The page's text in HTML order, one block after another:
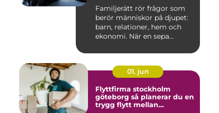
Familjerätt rör frågor som
berör människor på djupet:
barn, relationer, hem och
ekonomi. När en sepa...
01. jun
Flyttfirma stockholm
göteborg så planerar du en
trygg flytt mellan